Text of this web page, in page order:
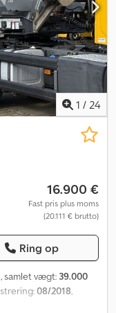
1 / 24
16.900 €
Fast pris plus moms
(20.111 € brutto)
Ring op
, samlet vægt: 39.000
08/2018,